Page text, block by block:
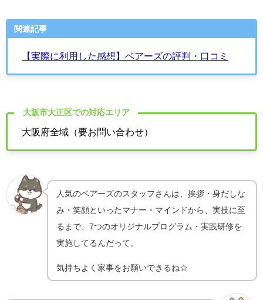
関連記事
【実際に利用した感想】ベアーズの評判・口コミ
大阪市大正区での対応エリア
大阪府全域（要お問い合わせ）
人気のベアーズのスタッフさんは、挨拶・身だしな
み・笑顔といったマナー・マインドから、実技に至
るまで、7つのオリジナルプログラム・実践研修を
実施してるんだって。
気持ちよく家事をお願いできるね☆